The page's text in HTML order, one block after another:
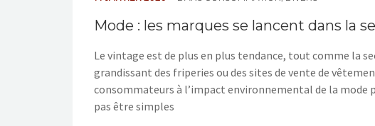
Mode : les marques se lancent dans la
Le vintage est de plus en plus tendance, tout comme la
grandissant des friperies ou des sites de vente de
consommateurs à l’impact environnemental de la mode
pas être simples